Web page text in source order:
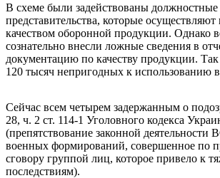
В схеме были задействованы
представительства, которые осуществляют
качеством оборонной продукции. Однако
сознательно внесли ложные сведения в
документацию по качеству продукции.
120 тысяч непригодных к использованию
Сейчас всем четырем задержанным о
28, ч. 2 ст. 114-1 Уголовного кодекса
(препятствование законной деятельности
военных формирований, совершенное по
сговору группой лиц, которое привело к
последствиям).